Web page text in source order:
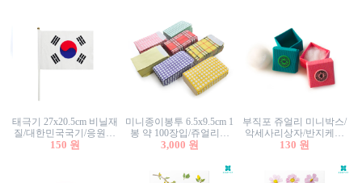
태극기 27x20.5cm 비닐재
질/대한민국국기/응원깃
발/행사깃발
150 원
미니종이봉투 6.5x9.5cm 1
봉 약 100장입/쥬얼리봉
투/증명사진봉투/악세사
3,000 원
부직포 쥬얼리 미니박스/
악세사리상자/반지케이
스/반지상자/귀걸이상자/
130 원